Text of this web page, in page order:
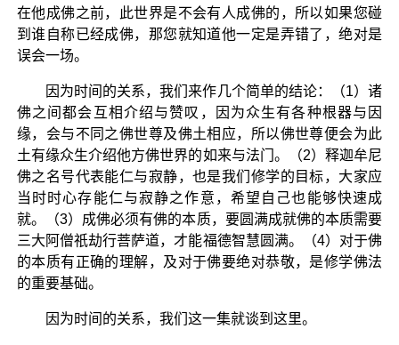
在他成佛之前，此世界是不会有人成佛的，所以如果您碰
到谁自称已经成佛，那您就知道他一定是弄错了，绝对是
误会一场。
因为时间的关系，我们来作几个简单的结论：（1）诸
佛之间都会互相介绍与赞叹，因为众生有各种根器与因
缘，会与不同之佛世尊及佛土相应，所以佛世尊便会为此
土有缘众生介绍他方佛世界的如来与法门。（2）释迦牟尼
佛之名号代表能仁与寂静，也是我们修学的目标，大家应
当时时心存能仁与寂静之作意，希望自己也能够快速成
就。（3）成佛必须有佛的本质，要圆满成就佛的本质需要
三大阿僧祇劫行菩萨道，才能福德智慧圆满。（4）对于佛
的本质有正确的理解，及对于佛要绝对恭敬，是修学佛法
的重要基础。
因为时间的关系，我们这一集就谈到这里。